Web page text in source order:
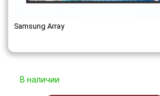
Samsung Array
В наличии